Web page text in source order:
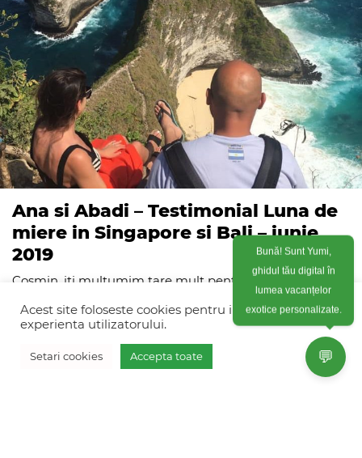
Ana si Abadi – Testimonial Luna de
miere in Singapore si Bali – iunie
2019
Cosmin, iti multumim tare mult pentru organizarea
perfecta a acestei excursii si sper sa reusim sa ne vedem
pentru planificarea urmatoarei aventuri.
Acest site foloseste cookies pentru imbunatati
experienta utilizatorului.
Setari cookies Accepta toate 💬
Bună! Sunt Yumi,
ghidul tău digital în
lumea vacanțelor
exotice personalizate.